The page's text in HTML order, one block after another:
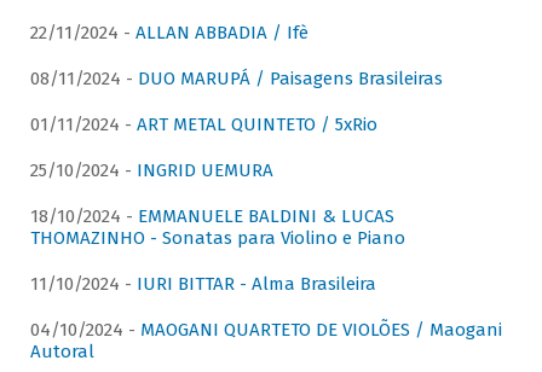
22/11/2024 - ALLAN ABBADIA / Ifè
08/11/2024 - DUO MARUPÁ / Paisagens Brasileiras
01/11/2024 - ART METAL QUINTETO / 5xRio
25/10/2024 - INGRID UEMURA
18/10/2024 - EMMANUELE BALDINI & LUCAS
THOMAZINHO - Sonatas para Violino e Piano
11/10/2024 - IURI BITTAR - Alma Brasileira
04/10/2024 - MAOGANI QUARTETO DE VIOLÕES / Maogani
Autoral